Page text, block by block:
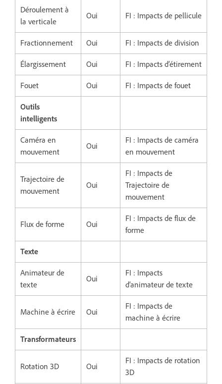
Déroulement à
la verticale
Oui FI : Impacts de pellicule
Fractionnement Oui FI : Impacts de division
Élargissement Oui FI : Impacts d’étirement
Fouet Oui FI : Impacts de fouet
Outils
intelligents
Caméra en
mouvement
Oui
FI : Impacts de caméra
en mouvement
Trajectoire de
mouvement
Oui
FI : Impacts de
Trajectoire de
mouvement
Flux de forme Oui
FI : Impacts de flux de
forme
Texte
Animateur de
texte
Oui
FI : Impacts
d’animateur de texte
Machine à écrire Oui
FI : Impacts de
machine à écrire
Transformateurs
Rotation 3D Oui
FI : Impacts de rotation
3D